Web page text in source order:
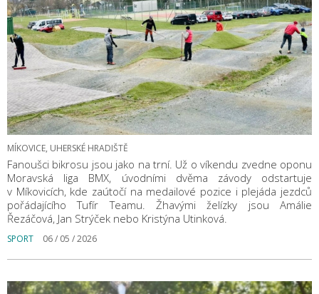
MÍKOVICE, UHERSKÉ HRADIŠTĚ
Fanoušci bikrosu jsou jako na trní. Už o víkendu zvedne oponu
Moravská liga BMX, úvodními dvěma závody odstartuje
v Míkovicích, kde zaútočí na medailové pozice i plejáda jezdců
pořádajícího Tufír Teamu. Žhavými želízky jsou Amálie
Řezáčová, Jan Strýček nebo Kristýna Utinková.
SPORT 06 / 05 / 2026